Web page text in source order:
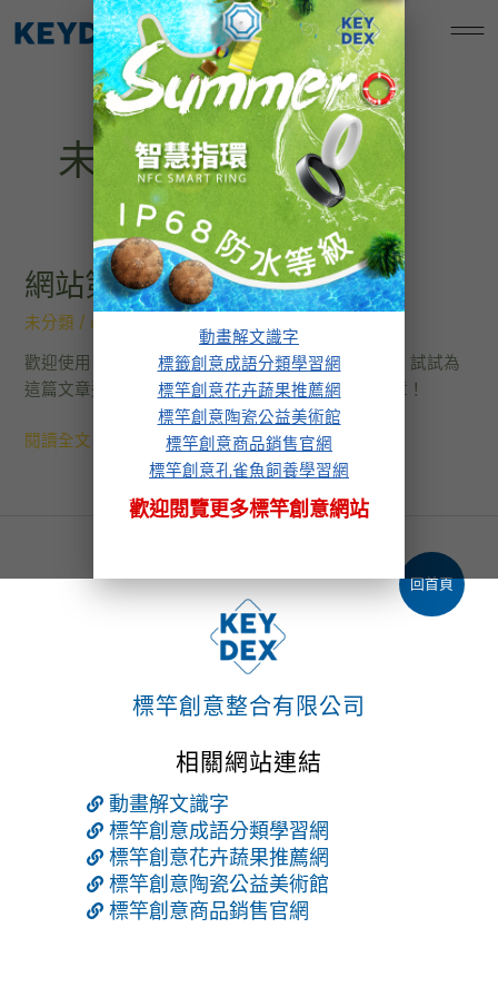
動畫解文識字
標籤創意成語分類學習網
標竿創意花卉蔬果推薦網
標竿創意陶瓷公益美術館
標竿創意商品銷售官網
標竿創意孔雀魚飼養學習網
歡迎閱覽更多標竿創意網站
至
標竿創意孔雀魚飼養學習網
未分類
網站第一篇文章
未分類 / admin
歡迎使用 WordPress。這是這個網站的第一篇文章，試試為
這篇文章進行編輯或直接刪除，然後開始撰寫新文章！
網
站
第
一
篇
章
閱讀全文 »
標竿創意整合有限公司
相關網站連結
動畫解文識字
標竿創意成語分類學習網
標竿創意花卉蔬果推薦網
標竿創意陶瓷公益美術館
標竿創意商品銷售官網
回首頁